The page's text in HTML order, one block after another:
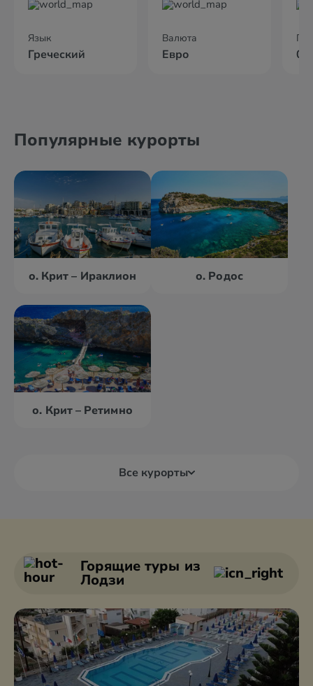
Язык
Греческий
Валюта
Евро
Популярные курорты
о. Крит – Ираклион о. Родос
о. Крит – Ретимно
Все курорты
Аттика Волос
Горящие туры из
Лодзи